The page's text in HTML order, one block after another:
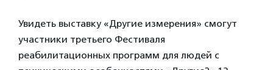
Увидеть выставку «Другие измерения» смогут
участники третьего Фестиваля
реабилитационных программ для людей с